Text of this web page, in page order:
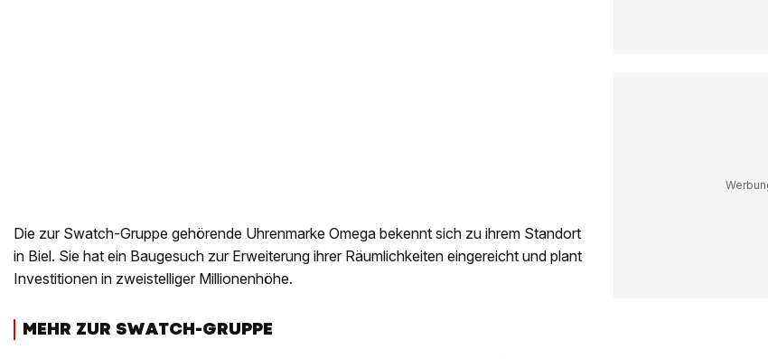
Die zur Swatch-Gruppe gehörende Uhrenmarke Omega bekennt sich zu ihrem Standort
in Biel. Sie hat ein Baugesuch zur Erweiterung ihrer Räumlichkeiten eingereicht und plant
Investitionen in zweistelliger Millionenhöhe.
MEHR ZUR SWATCH-GRUPPE